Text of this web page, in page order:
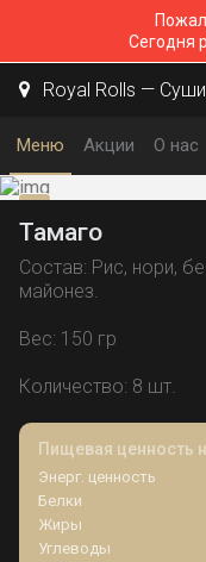
Сегодня
Royal Rolls —
Меню Акции О нас
Тамаго
Состав: Рис, нори,
майонез.
Вес: 150 гр
Количество: 8 шт.
Пищевая ценность
Энерг. ценность
Белки
Жиры
Углеводы